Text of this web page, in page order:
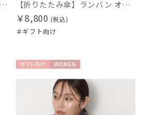
ーフ
【折りたたみ傘】ミラ・ショーン(mila schon) ロゴジャガード 【折りたたみ傘】ランバン オン ブルー (LANVIN en Bleu) サテンボーダー
￥8,800 (税込)
＃ギフト向け
N